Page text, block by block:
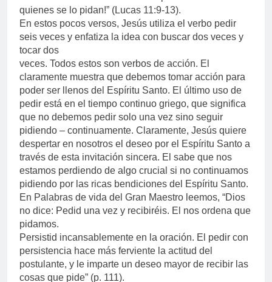
quienes se lo pidan!” (Lucas 11:9-13).
En estos pocos versos, Jesús utiliza el verbo pedir
seis veces y enfatiza la idea con buscar dos veces y
tocar dos
veces. Todos estos son verbos de acción. El
claramente muestra que debemos tomar acción para
poder ser llenos del Espíritu Santo. El último uso de
pedir está en el tiempo continuo griego, que significa
que no debemos pedir solo una vez sino seguir
pidiendo – continuamente. Claramente, Jesús quiere
despertar en nosotros el deseo por el Espíritu Santo a
través de esta invitación sincera. El sabe que nos
estamos perdiendo de algo crucial si no continuamos
pidiendo por las ricas bendiciones del Espíritu Santo.
En Palabras de vida del Gran Maestro leemos, “Dios
no dice: Pedid una vez y recibiréis. El nos ordena que
pidamos.
Persistid incansablemente en la oración. El pedir con
persistencia hace más ferviente la actitud del
postulante, y le imparte un deseo mayor de recibir las
cosas que pide” (p. 111).